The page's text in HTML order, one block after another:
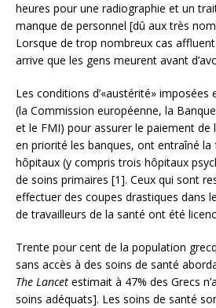
heures pour une radiographie et un
manque de personnel [dû aux très
Lorsque de trop nombreux cas
arrive que les gens meurent avant
Les conditions d’«austérité» imposées
(la Commission européenne, la
et le FMI) pour assurer le paiement de
en priorité les banques, ont entraîné
hôpitaux (y compris trois hôpitaux
de soins primaires [1]. Ceux qui sont
effectuer des coupes drastiques dans
de travailleurs de la santé ont été
Trente pour cent de la population
sans accès à des soins de santé
The Lancet estimait à 47% des Grecs
soins adéquats]. Les soins de santé